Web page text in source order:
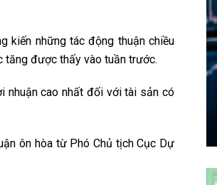
kiến ​​những tác động thuận chiều
được thấy vào tuần trước.
nhuận cao nhất đối với tài sản có
ôn hòa từ Phó Chủ tịch Cục Dự